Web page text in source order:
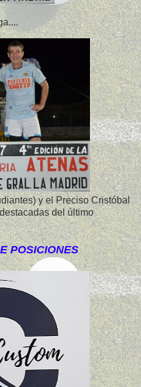
y el Preciso Cristóbal
del último
POSICIONES